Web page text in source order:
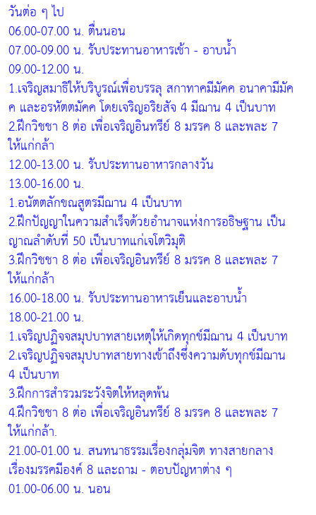
วันต่อ ๆ ไป
06.00-07.00 น. ตื่นนอน
07.00-09.00 น. รับประทานอาหารเช้า - อาบน้ำ
09.00-12.00 น.
1.เจริญสมาธิให้บริบูรณ์เพื่อบรรลุ สกาทาคมีมัคค อนาคามีมัค
ค และอรหัตตมัคค โดยเจริญอริยสัจ 4 มีฌาน 4 เป็นบาท
2.ฝึกวิชชา 8 ต่อ เพื่อเจริญอินทรีย์ 8 มรรค 8 และพละ 7
ให้แก่กล้า
12.00-13.00 น. รับประทานอาหารกลางวัน
13.00-16.00 น.
1.อนัตตลักขณสูตรมีฌาน 4 เป็นบาท
2.ฝึกปัญญาในความสำเร็จด้วยอำนาจแห่งการอธิษฐาน เป็น
ญาณลำดับที่ 50 เป็นบาทแก่เจโตวิมุติ
3.ฝึกวิชชา 8 ต่อ เพื่อเจริญอินทรีย์ 8 มรรค 8 และพละ 7
ให้แก่กล้า
16.00-18.00 น. รับประทานอาหารเย็นและอาบน้ำ
18.00-21.00 น.
1.เจริญปฏิจจสมุปบาทสายเหตุให้เกิดทุกข์มีฌาน 4 เป็นบาท
2.เจริญปฏิจจสมุปบาทสายทางเข้าถึงซึ่งความดับทุกข์มีฌาน
4 เป็นบาท
3.ฝึกการสำรวมระวังจิตให้หลุดพ้น
4.ฝึกวิชชา 8 ต่อ เพื่อเจริญอินทรีย์ 8 มรรค 8 และพละ 7
ให้แก่กล้า.
21.00-01.00 น. สนทนาธรรมเรื่องกลุ่มจิต ทางสายกลาง
เรื่องมรรคมีองค์ 8 และถาม - ตอบปัญหาต่าง ๆ
01.00-06.00 น. นอน